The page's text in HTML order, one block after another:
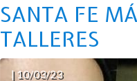
SANTA FE
TALLERES
| 10/03/23